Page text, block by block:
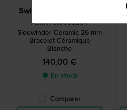
Swiss Military Hanowa
ASMWGI0002284
Sidewinder Ceramic 26 mm
Bracelet Céramique
Blanche
140,00 €
● En stock
Comparer